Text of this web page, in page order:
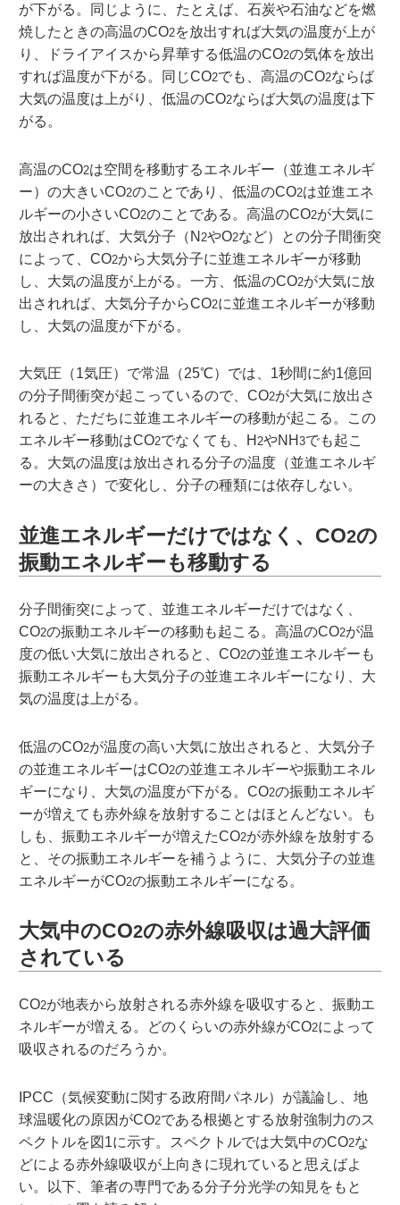
が下がる。同じように、たとえば、石炭や石油などを燃
焼したときの高温のCO2を放出すれば大気の温度が上が
り、ドライアイスから昇華する低温のCO2の気体を放出
すれば温度が下がる。同じCO2でも、高温のCO2ならば
大気の温度は上がり、低温のCO2ならば大気の温度は下
がる。
高温のCO2は空間を移動するエネルギー（並進エネルギ
ー）の大きいCO2のことであり、低温のCO2は並進エネ
ルギーの小さいCO2のことである。高温のCO2が大気に
放出されれば、大気分子（N 2やO2など）との分子間衝突
によって、CO2から大気分子に並進エネルギーが移動
し、大気の温度が上がる。一方、低温のCO2が大気に放
出されれば、大気分子からCO2に並進エネルギーが移動
し、大気の温度が下がる。
大気圧（1気圧）で常温（25℃）では、1秒間に約1億回
の分子間衝突が起こっているので、CO2が大気に放出さ
れると、ただちに並進エネルギーの移動が起こる。この
エネルギー移動はCO2でなくても、H 2やNH 3でも起こ
る。大気の温度は放出される分子の温度（並進エネルギ
ーの大きさ）で変化し、分子の種類には依存しない。
並進エネルギーだけではなく、 CO2の
振動エネルギーも移動する
分子間衝突によって、並進エネルギーだけではなく、
CO2の振動エネルギーの移動も起こる。高温のCO2が温
度の低い大気に放出されると、CO2の並進エネルギーも
振動エネルギーも大気分子の並進エネルギーになり、大
気の温度は上がる。
低温のCO2が温度の高い大気に放出されると、大気分子
の並進エネルギーはCO2の並進エネルギーや振動エネル
ギーになり、大気の温度が下がる。CO2の振動エネルギ
ーが増えても赤外線を放射することはほとんどない。も
しも、振動エネルギーが増えたCO2が赤外線を放射する
と、その振動エネルギーを補うように、大気分子の並進
エネルギーがCO2の振動エネルギーになる。
大気中のCO2の赤外線吸収は過大評価
されている
CO2が地表から放射される赤外線を吸収すると、振動エ
ネルギーが増える。どのくらいの赤外線がCO2によって
吸収されるのだろうか。
IPCC（気候変動に関する政府間パネル）が議論し、地
球温暖化の原因がCO2である根拠とする放射強制力のス
ペクトルを図1に示す。スペクトルでは大気中のCO2な
どによる赤外線吸収が上向きに現れていると思えばよ
い。以下、筆者の専門である分子分光学の知見をもと